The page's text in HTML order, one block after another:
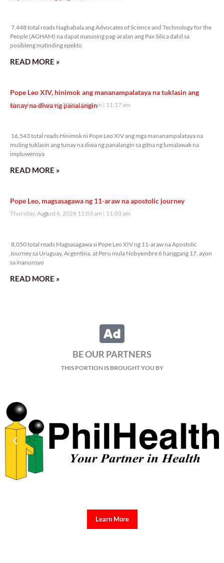
7,448 total reads Nagbabala ang Advocates of Science and Technology for the
People (AGHAM) na dapat masusing pag-aralan ang Pax Silica dahil sa
posibleng matinding epekto
READ MORE »
Pope Leo XIV, hinimok ang mananampalataya na tuklasin ang
tunay na diwa ng panalangin
Thursday, August 6, 2026 11:17 am 11:17 am
16,543 total reads Hinimok ni Pope Leo XIV ang mga mananampalataya na
muling tuklasin ang tunay na diwa ng panalangin sa gitna ng lumalawak na
impluwensya
READ MORE »
Pope Leo, magsasagawa ng 11-araw na apostolic journey
Thursday, August 6, 2026 11:03 am 11:03 am
8,050 total reads Magsasagawa si Pope Leo XIV ng 11-araw na Apostolic
Journey sa Uruguay, Argentina, at Peru mula Nobyembre 6 hanggang 17, ayon
sa inanunsyo
READ MORE »
BE OUR PARTNERS
THIS PORTION IS BROUGHT YOU BY
Learn More